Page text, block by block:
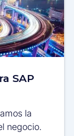
SAP
la
negocio.